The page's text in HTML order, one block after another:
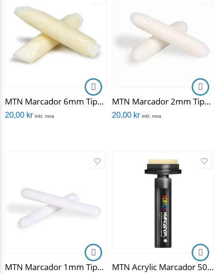
MTN Marcador 6mm Tips (2 stykker)
20,00 kr inkl. mva
MTN Marcador 2mm Tips (2 stykker)
20,00 kr inkl. mva
MTN Marcador 1mm Tips (2 stykker) MTN Acrylic Marcador 50mm